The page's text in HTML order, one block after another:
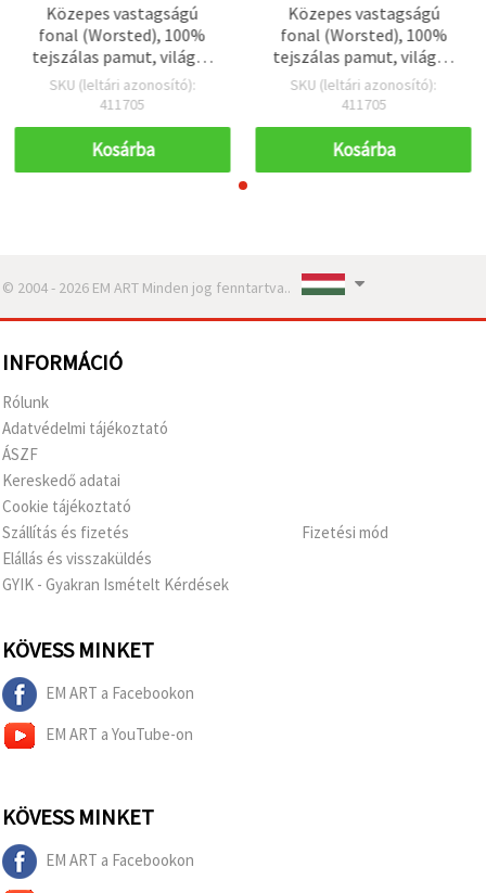
Közepes vastagságú
fonal (Worsted), 100%
tejszálas pamut, világos
barack szín – 50 g
(horgoláshoz és
SKU (leltári azonosító):
411705
Kosárba
Közepes vastagságú
fonal (Worsted), 100%
tejszálas pamut, világos
barack szín – 50 g
(horgoláshoz és
SKU (leltári azonosító):
411705
Kosárba
© 2004 - 2026 EM ART Minden jog fenntartva..
INFORMÁCIÓ
Rólunk
Adatvédelmi tájékoztató
ÁSZF
Kereskedő adatai
Cookie tájékoztató
Szállítás és fizetés
Elállás és visszaküldés
GYIK - Gyakran Ismételt Kérdések
Fizetési mód
KÖVESS MINKET
EM ART a Facebookon
EM ART a YouTube-on
KÖVESS MINKET
EM ART a Facebookon